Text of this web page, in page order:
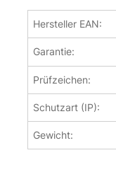
Hersteller EAN:
Garantie:
Prüfzeichen:
Schutzart (IP):
Gewicht: